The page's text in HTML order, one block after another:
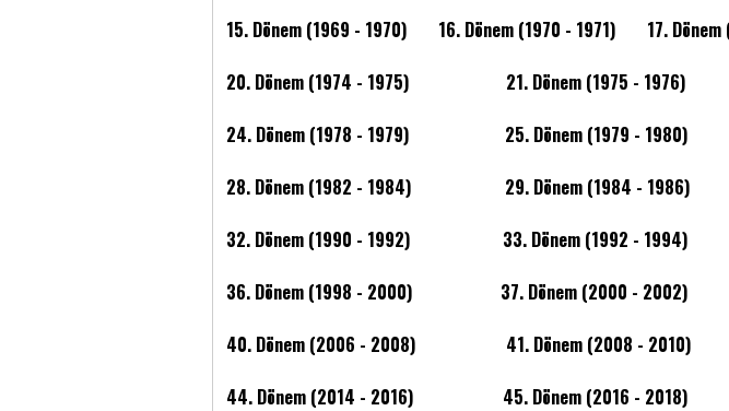
15. Dönem (1969 - 1970)
16. Dönem (1970 - 1971) 17.
20. Dönem (1974 - 1975)
21. Dönem (1975 - 1976)
24. Dönem (1978 - 1979)
25. Dönem (1979 - 1980)
28. Dönem (1982 - 1984)
29. Dönem (1984 - 1986)
32. Dönem (1990 - 1992)
33. Dönem (1992 - 1994)
36. Dönem (1998 - 2000)
37. Dönem (2000 - 2002)
40. Dönem (2006 - 2008)
41. Dönem (2008 - 2010)
44. Dönem (2014 - 2016)
45. Dönem (2016 - 2018)